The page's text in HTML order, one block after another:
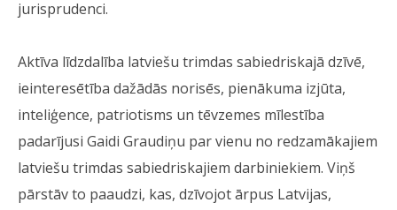
jurisprudenci.
Aktīva līdzdalība latviešu trimdas sabiedriskajā dzīvē,
ieinteresētība dažādās norisēs, pienākuma izjūta,
inteliģence, patriotisms un tēvzemes mīlestība
padarījusi Gaidi Graudiņu par vienu no redzamākajiem
latviešu trimdas sabiedriskajiem darbiniekiem. Viņš
pārstāv to paaudzi, kas, dzīvojot ārpus Latvijas,